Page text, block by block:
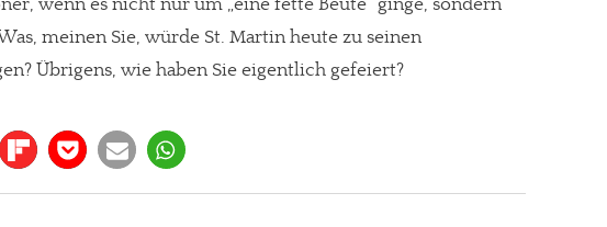
wenn es nicht nur um „eine fette Beute“ ginge, sondern
meinen Sie, würde St. Martin heute zu seinen
Übrigens, wie haben Sie eigentlich gefeiert?